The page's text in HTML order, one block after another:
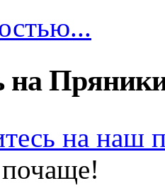
на
на наш
почаще!